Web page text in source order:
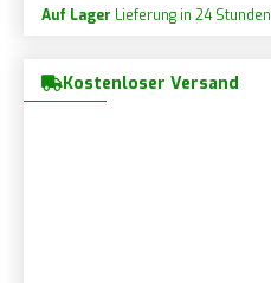
Auf Lager Lieferung in 24 Stunden
Kostenloser Versand